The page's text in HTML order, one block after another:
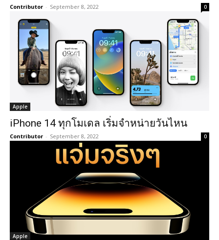
Contributor - September 8, 2022 0
Apple
iPhone 14 ทุกโมเดล เริ่มจำหน่ายวันไหน
Contributor - September 8, 2022 0
Apple